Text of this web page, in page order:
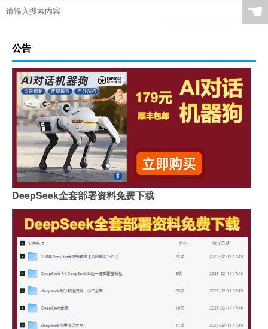
☚
公告
DeepSeek全套部署资料免费下载